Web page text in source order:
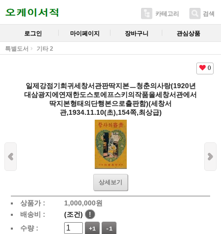
카테고리 검색
로그인 마이페이지 장바구니 관심상품
특별도서 기타 2
0
일제강점기희귀세창서관판딱지본ㅡ청춘의사랑(1920년
대삼광지에연재한도스토에프스키의작품을세창서관에서
딱지본형태의단행본으로출판함)(세창서
관,1934.11.10(초),154쪽,최상급)
상세보기
상품가 : 1,000,000원
배송비 :
(조건)
!
수량 :
+1 -1